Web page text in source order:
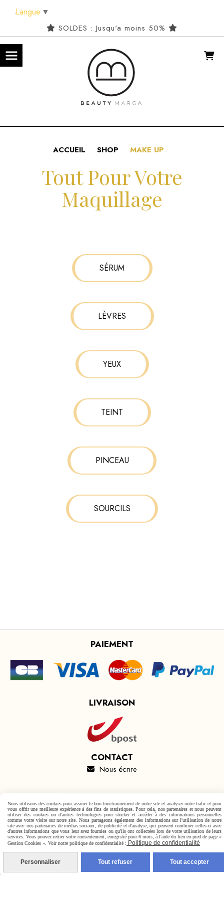
SOLDES : Jusqu'a moins 50%
ACCUEIL SHOP MAKE UP
Tout Pour Votre
Maquillage
SÉRUM
LÈVRES
YEUX
TEINT
PINCEAU
SOURCILS
PAIEMENT
LIVRAISON
CONTACT
 Nous écrire
Facebook est désactivé. Autoriser
Mentions Légales
Conditions générales de vente
Politique de confidentialité
Gestion cookies Mon Compte
Langue ▼
Nous utilisons des cookies pour assurer le bon fonctionnement de notre site et analyser notre trafic et pour
vous offrir une meilleure expérience à des fins de statistiques. Pour cela, nos partenaires et nous peuvent
utiliser des cookies ou d'autres technologies pour stocker et accéder à des informations personnelles
comme votre visite sur notre site. Nous partageons également des informations sur l'utilisation de notre
site avec nos partenaires de médias sociaux, de publicité et d'analyse, qui peuvent combiner celles-ci avec
d'autres informations que vous leur avez fournies ou qu'ils ont collectées lors de votre utilisation de leurs
services. Vous pouvez retirer votre consentement, enregistré pour 6 mois, à l'aide du lien en pied de page «
Gestion Cookies ». Voir notre politique de confidentialité : Politique de confidentialité
Personnaliser Tout refuser Tout accepter